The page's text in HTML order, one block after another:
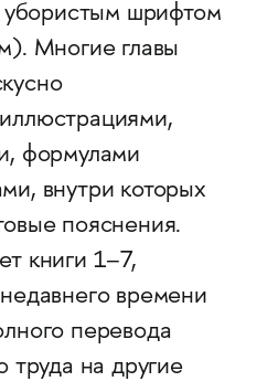
шрифтом
Многие главы
формулами
внутри которых
пояснения.
книги 1–7,
времени
перевода
труда на другие